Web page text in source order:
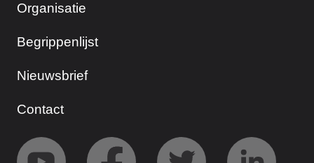
Organisatie
Begrippenlijst
Nieuwsbrief
Contact